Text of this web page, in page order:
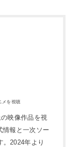
メを視聴
映像作品を視
情報と一次ソー
。2024年より